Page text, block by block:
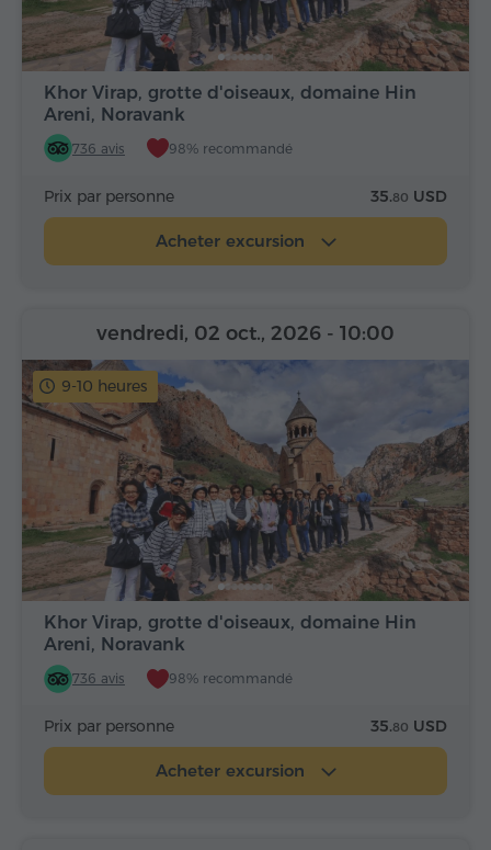
Khor Virap, grotte d'oiseaux, domaine Hin
Areni, Noravank
736 avis 98% recommandé
Prix par personne 35.80 USD
Acheter excursion
9-10 heures
Khor Virap, grotte d'oiseaux, domaine Hin
Areni, Noravank
736 avis 98% recommandé
vendredi, 02 oct., 2026 - 10:00
Prix par personne 35.80 USD
Acheter excursion